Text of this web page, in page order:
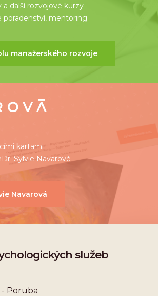
a další rozvojové kurzy
poradenství, mentoring
manažerského rozvoje
kartami
Sylvie Navarové
Navarová
služeb
Poruba